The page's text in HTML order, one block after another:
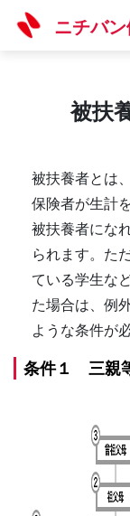
Skip
ニチバ
被扶
被扶養者とは
保険者が生計
被扶養者にな
られます。た
ている学生な
た場合は、例
ような条件が
条件１ 三親